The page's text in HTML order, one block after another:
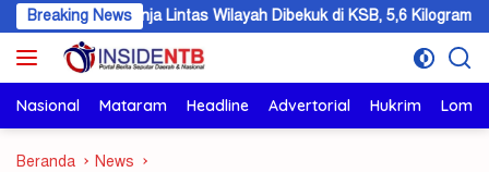
Langsung
ke
konten
Breaking News
Ganja Lintas Wilayah Dibekuk di KSB, 5,6 Kilogram Barang Bukti
Nasional Mataram Headline Advertorial Hukrim
Beranda News